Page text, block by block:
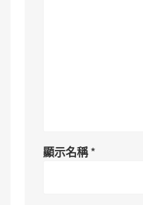
顯示名稱*